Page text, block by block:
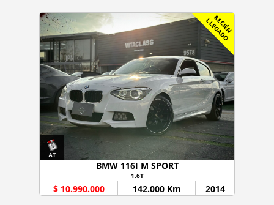
R
E
C
I
É
N
L
L
E
G
A
D
O
BMW 116I M SPORT
1.6T
$ 10.990.000 142.000 Km 2014